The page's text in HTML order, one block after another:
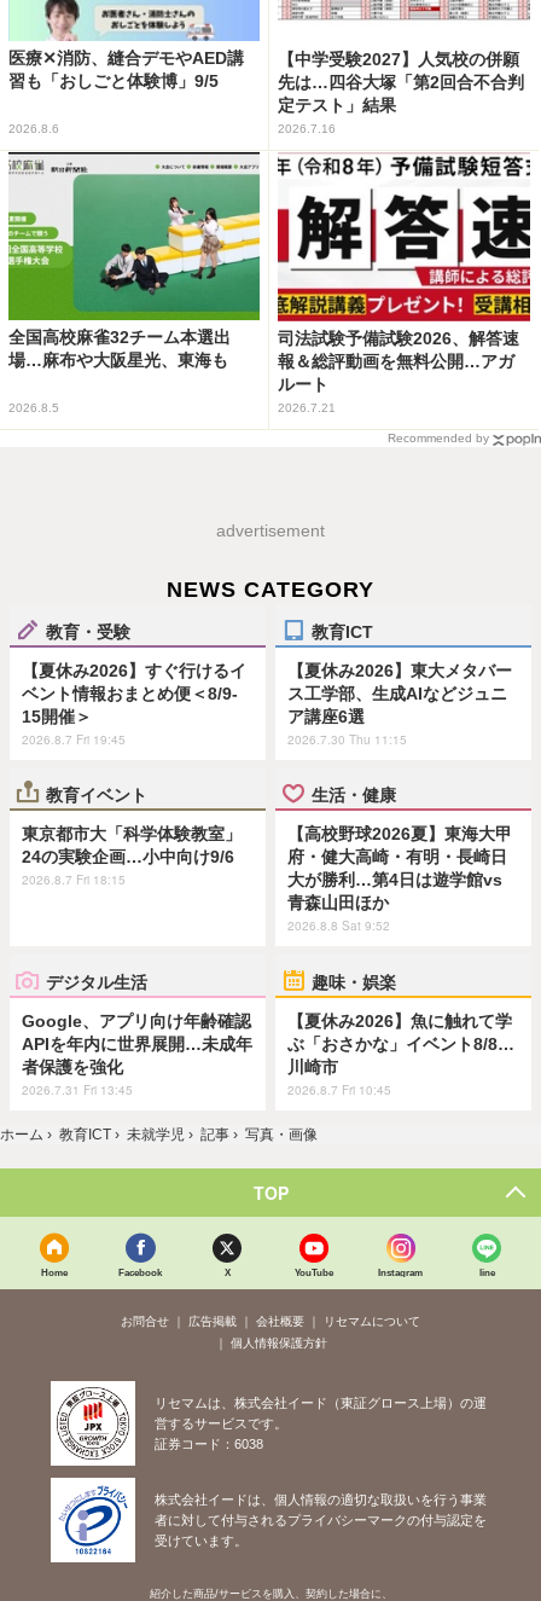
医療✕消防、縫合デモやAED講
習も「おしごと体験博」9/5
2026.8.6
【中学受験2027】人気校の併願
先は…四谷大塚「第2回合不合判
定テスト」結果
2026.7.16
全国高校麻雀32チーム本選出
場…麻布や大阪星光、東海も
2026.8.5
司法試験予備試験2026、解答速
報＆総評動画を無料公開…アガ
ルート
2026.7.21
Recommended by
advertisement
NEWS CATEGORY
教育・受験
【夏休み2026】すぐ行けるイ
ベント情報おまとめ便＜8/9-
15開催＞
2026.8.7 Fri 19:45
教育ICT
【夏休み2026】東大メタバー
ス工学部、生成AIなどジュニ
ア講座6選
2026.7.30 Thu 11:15
教育イベント
東京都市大「科学体験教室」
24の実験企画…小中向け9/6
2026.8.7 Fri 18:15
生活・健康
【高校野球2026夏】東海大甲
府・健大高崎・有明・長崎日
大が勝利…第4日は遊学館vs
青森山田ほか
2026.8.8 Sat 9:52
デジタル生活
Google、アプリ向け年齢確認
APIを年内に世界展開…未成年
者保護を強化
2026.7.31 Fri 13:45
趣味・娯楽
【夏休み2026】魚に触れて学
ぶ「おさかな」イベント8/8…
川崎市
2026.8.7 Fri 10:45
ホーム › 教育ICT › 未就学児 › 記事 › 写真・画像
TOP
Home Facebook X YouTube Instagram line
お問合せ 広告掲載 会社概要
リセマムについて
個人情報保護方針
リセマムは、株式会社イード（東証グロース上場）の運
営するサービスです。
証券コード：6038
株式会社イードは、個人情報の適切な取扱いを行う事業
者に対して付与されるプライバシーマークの付与認定を
受けています。
紹介した商品/サービスを購入、契約した場合に、